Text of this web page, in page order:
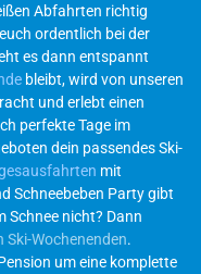
Abfahrten richtig
ordentlich bei der
es dann entspannt
bleibt, wird von unseren
und erlebt einen
perfekte Tage im
dein passendes Ski-
mit
Schneebeben Party gibt
Schnee nicht? Dann
Ski-Wochenenden.
um eine komplette